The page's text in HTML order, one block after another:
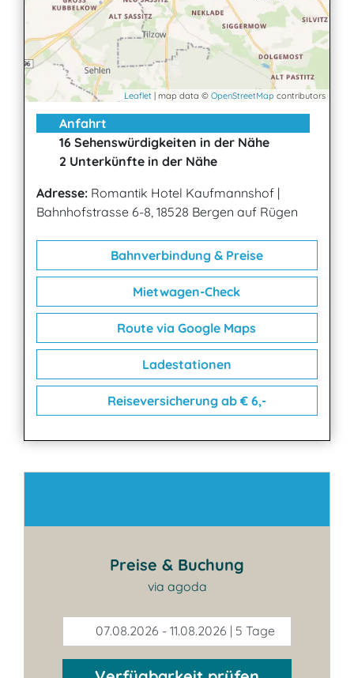
Leaflet | map data © OpenStreetMap contributors
Anfahrt
16 Sehenswürdigkeiten in der Nähe
2 Unterkünfte in der Nähe
Adresse: Romantik Hotel Kaufmannshof |
Bahnhofstrasse 6-8, 18528 Bergen auf Rügen
Bahnverbindung & Preise
Mietwagen-Check
Route via Google Maps
Ladestationen
Reiseversicherung ab € 6,-
Preise & Buchung
via agoda
07.08.2026 - 11.08.2026 | 5 Tage